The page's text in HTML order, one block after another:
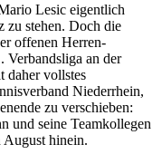
Lesic eigentlich
zu stehen. Doch die
offenen Herren-
Verbandsliga an der
daher vollstes
Niederrhein,
zu verschieben:
und seine Teamkollegen
August hinein.